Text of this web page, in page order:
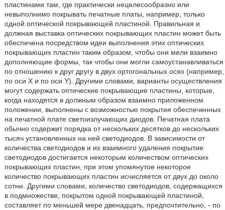
пластинами там, где практически нецелесообразно или
невыполнимо покрывать печатные платы, например, только
одной оптической покрывающей пластиной. Правильная и
должная выставка оптических покрывающих пластин может быть
обеспечена посредством идеи выполнения этих оптических
покрывающих пластин таким образом, чтобы они мели взаимно
дополняющие формы, так чтобы они могли самоустанавливаться
по отношению к друг другу в двух ортогональных осях (например,
по оси Х и по оси Y). Другими словами, варианты осуществления
могут содержать оптические покрывающие пластины, которые,
когда находятся в должным образом взаимно приложенном
положении, выполнены с возможностью покрытия обеспеченных
на печатной плате светоизлучающих диодов. Печатная плата
обычно содержит порядка от нескольких десятков до нескольких
тысяч установленных на ней светодиодов. В зависимости от
количества светодиодов и их взаимного удаления покрытие
светодиодов достигается некоторым количеством оптических
покрывающих пластин, при этом упомянутое некоторое
количество покрывающих пластин исчисляется от двух до около
сотни. Другими словами, количество светодиодов, содержащихся
в подмножестве, покрытом одной покрывающей пластиной,
составляет по меньшей мере двенадцать, предпочтительно, - по